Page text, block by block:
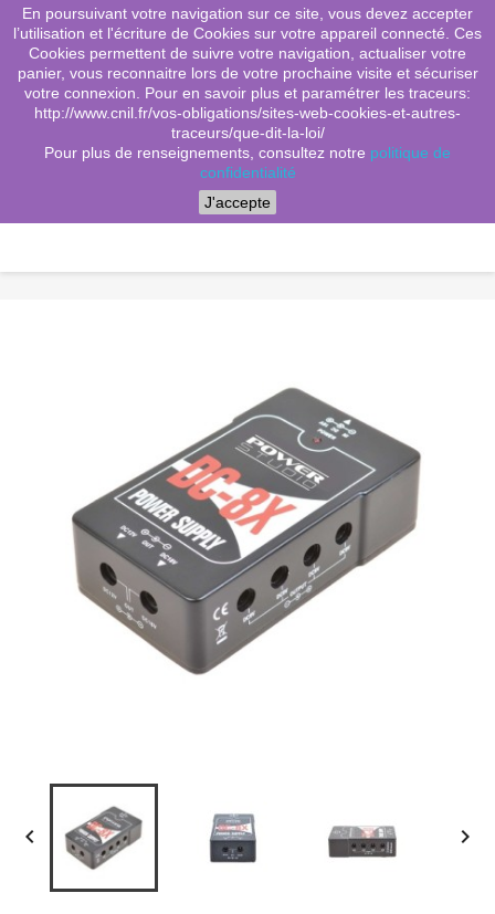
shopping_cart (0)

search
Menu
 
En poursuivant votre navigation sur ce site, vous devez accepter
l’utilisation et l'écriture de Cookies sur votre appareil connecté. Ces
Cookies permettent de suivre votre navigation, actualiser votre
panier, vous reconnaitre lors de votre prochaine visite et sécuriser
votre connexion. Pour en savoir plus et paramétrer les traceurs:
http://www.cnil.fr/vos-obligations/sites-web-cookies-et-autres-
traceurs/que-dit-la-loi/
Pour plus de renseignements, consultez notre politique de
confidentialité
J'accepte